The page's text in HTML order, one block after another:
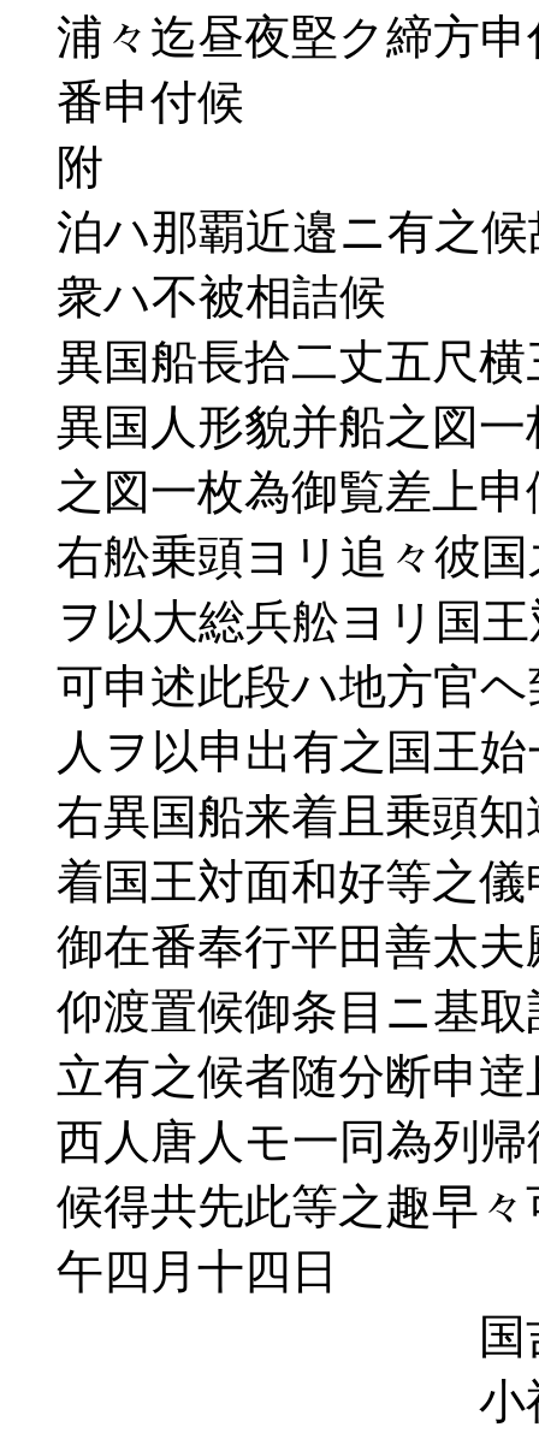
浦々迄昼夜堅ク締方申
番申付候
附
泊ハ那覇近邉ニ有之候
衆ハ不被相詰候
異国船長拾二丈五尺横
異国人形貌并船之図一
之図一枚為御覧差上申
右舩乗頭ヨリ追々彼国
ヲ以大総兵舩ヨリ国
可申述此段ハ地方官ヘ
人ヲ以申出有之国王始
右異国船来着且乗頭知
着国王対面和好等之儀
御在番奉行平田善太夫
仰渡置候御条目ニ基取
立有之候者随分断申逹
西人唐人モ一同為列帰
候得共先此等之趣早々
午四月十四日
国吉親
小禄親